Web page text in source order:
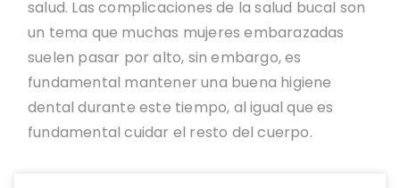
salud. Las complicaciones de la salud bucal son
un tema que muchas mujeres embarazadas
suelen pasar por alto, sin embargo, es
fundamental mantener una buena higiene
dental durante este tiempo, al igual que es
fundamental cuidar el resto del cuerpo.